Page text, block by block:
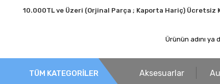
10.000TL ve Üzeri (Orjinal Parça ; Kaporta Hariç) Ücretsiz
TÜM KATEGORİLER Aksesuarlar